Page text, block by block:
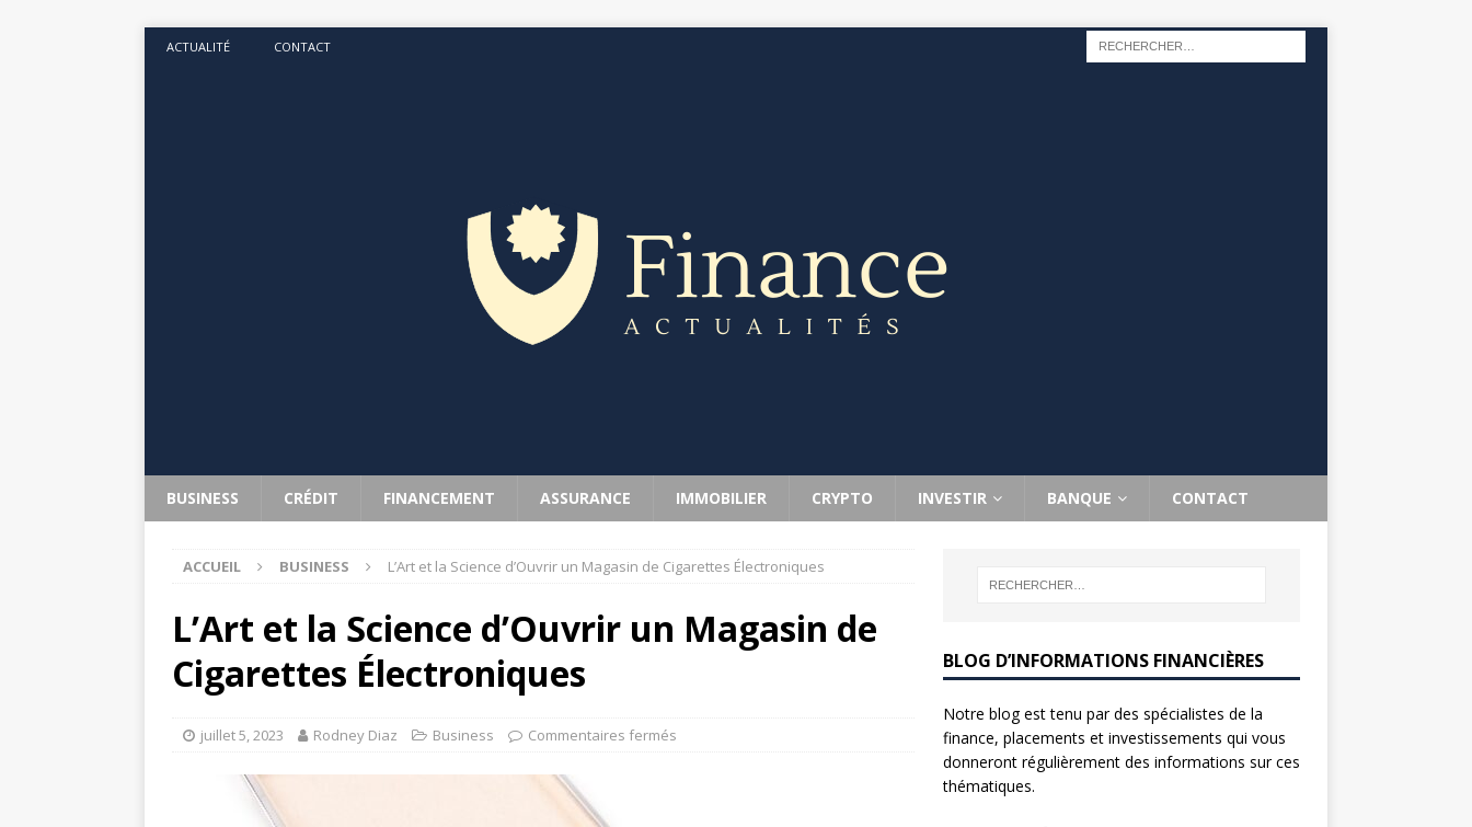
ACTUALITÉ CONTACT
BUSINESS CRÉDIT FINANCEMENT ASSURANCE IMMOBILIER CRYPTO INVESTIR BANQUE CONTACT
ACCUEIL BUSINESS L’Art et la Science d’Ouvrir un Magasin de Cigarettes Électroniques
L’Art et la Science d’Ouvrir un Magasin de
Cigarettes Électroniques
juillet 5, 2023 Rodney Diaz Business Commentaires fermés
BLOG D’INFORMATIONS FINANCIÈRES
Notre blog est tenu par des spécialistes de la
finance, placements et investissements qui vous
donneront régulièrement des informations sur ces
thématiques.